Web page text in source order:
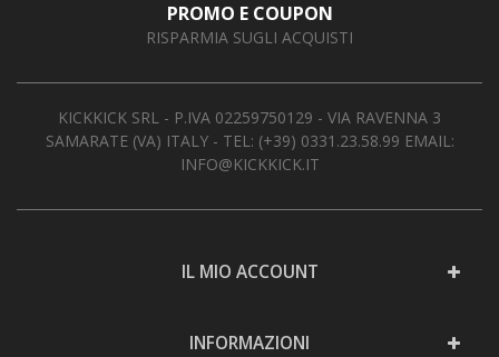
PROMO E COUPON
RISPARMIA SUGLI ACQUISTI
KICKKICK SRL - P.IVA 02259750129 - VIA RAVENNA 3
SAMARATE (VA) ITALY - TEL: (+39) 0331.23.58.99 EMAIL:
INFO@KICKKICK.IT
IL MIO ACCOUNT
INFORMAZIONI